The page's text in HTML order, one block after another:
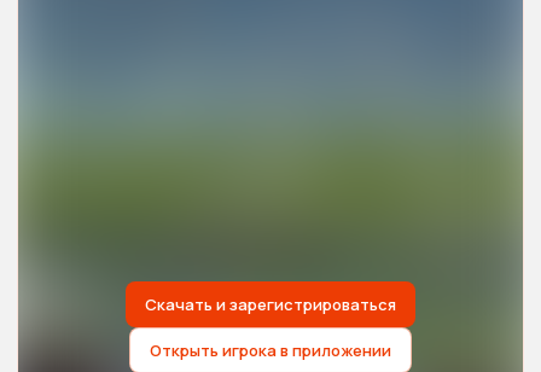
Скачать и зарегистрироваться
Открыть игрока в приложении